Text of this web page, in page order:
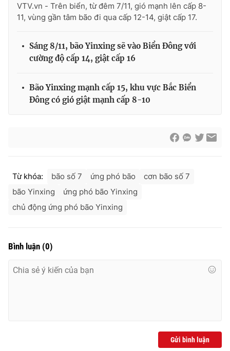
VTV.vn - Trên biển, từ đêm 7/11, gió mạnh lên cấp 8-
11, vùng gần tâm bão đi qua cấp 12-14, giật cấp 17.
Sáng 8/11, bão Yinxing sẽ vào Biển Đông với
cường độ cấp 14, giật cấp 16
Bão Yinxing mạnh cấp 15, khu vực Bắc Biển
Đông có gió giật mạnh cấp 8-10
Từ khóa: bão số 7 ứng phó bão
cơn bão số 7
bão Yinxing
ứng phó bão Yinxing
chủ động ứng phó bão Yinxing
Bình luận (0)
Gửi bình luận